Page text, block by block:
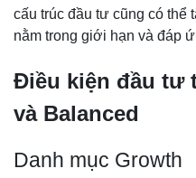
cấu trúc đầu tư cũng có thể
nằm trong giới hạn và đáp
Điều kiện đầu tư
và Balanced
Danh mục Growth